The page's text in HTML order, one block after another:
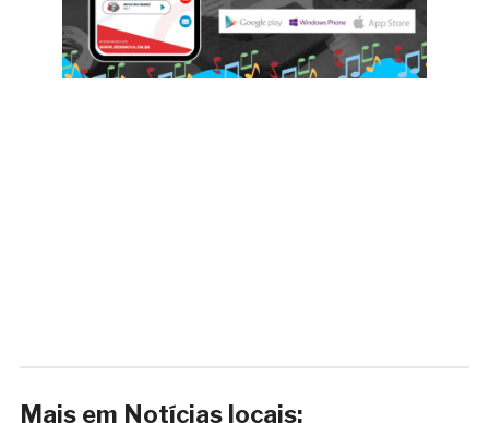
Mais em Notícias locais: